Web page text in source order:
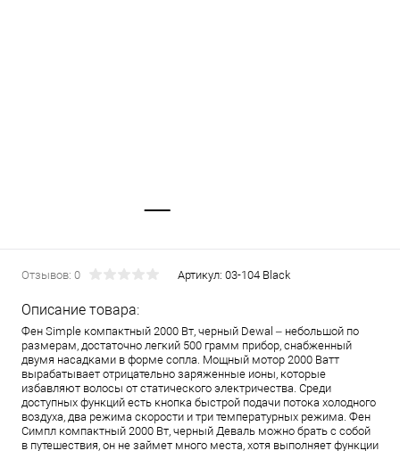
Отзывов: 0 Артикул: 03-104 Black
Описание товара:
Фен Simple компактный 2000 Вт, черный Dewal – небольшой по
размерам, достаточно легкий 500 грамм прибор, снабженный
двумя насадками в форме сопла. Мощный мотор 2000 Ватт
вырабатывает отрицательно заряженные ионы, которые
избавляют волосы от статического электричества. Среди
доступных функций есть кнопка быстрой подачи потока холодного
воздуха, два режима скорости и три температурных режима. Фен
Симпл компактный 2000 Вт, черный Деваль можно брать с собой
в путешествия, он не займет много места, хотя выполняет функции